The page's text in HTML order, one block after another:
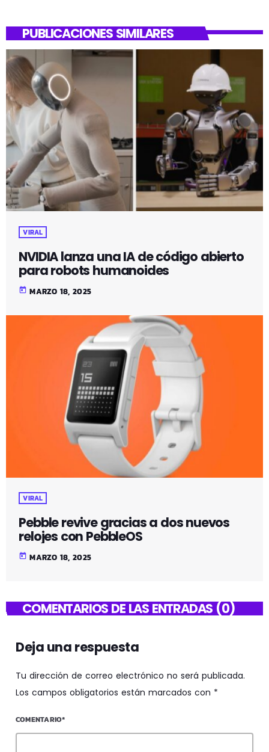
PUBLICACIONES SIMILARES
VIRAL
NVIDIA lanza una IA de código abierto
para robots humanoides
today MARZO 18, 2025
VIRAL
Pebble revive gracias a dos nuevos
relojes con PebbleOS
today MARZO 18, 2025
COMENTARIOS DE LAS ENTRADAS (0)
Deja una respuesta
Tu dirección de correo electrónico no será publicada.
Los campos obligatorios están marcados con *
COMENTARIO*